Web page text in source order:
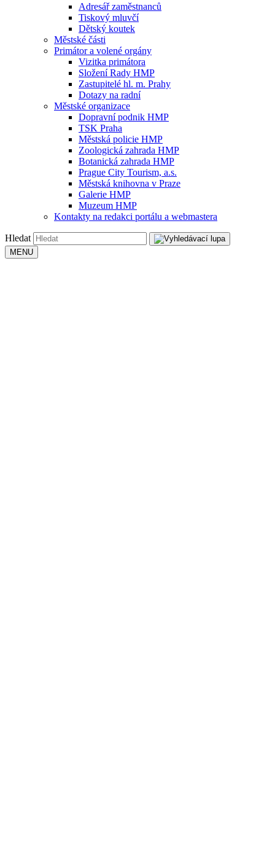
Adresář zaměstnanců
Tiskový mluvčí
Dětský koutek
Městské části
Primátor a volené orgány
Vizitka primátora
Složení Rady HMP
Zastupitelé hl. m. Prahy
Dotazy na radní
Městské organizace
Dopravní podnik HMP
TSK Praha
Městská policie HMP
Zoologická zahrada HMP
Botanická zahrada HMP
Prague City Tourism, a.s.
Městská knihovna v Praze
Galerie HMP
Muzeum HMP
Kontakty na redakci portálu a webmastera
Hledat
MENU